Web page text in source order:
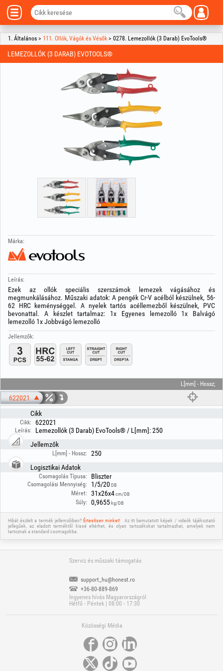
1. Általános > 111. Ollók, Vágók és Vésők > 0278. Lemezollók (3 Darab) EvoTools®
LEMEZOLLÓK (3 DARAB) EVOTOOLS®
Márka:
Leírás:
Ezek az ollók speciális szerszámok lemezek vágásához és
megmunkálásához. Műszaki adatok: A pengék Cr-V acélból készülnek, 56-
62 HRC keménységgel. A nyelek tartós acéllemezből készülnek, PVC
bevonattal. A készlet tartalmaz: 1x Egyenes lemezolló 1x Balvágó
lemezolló 1x Jobbvágó lemezolló
Jellemzők:
L[mm] - Hossz;
622021
Cikk
Cikk: 622021
Leírás:
Lemezollók (3 Darab) EvoTools® / L[mm]: 250
Jellemzők
L[mm] - Hossz:
250
Logisztikai Adatok
Csomagolás Típusa: Bliszter
Csomagolási Mennyiség: 1/5/20DB
Méret: 31x26x4cm/DB
Súly: 0,9655 kg/DB
Hibát észlelt a termék jellemzőiben?Értesítsen minket!
Az itt bemutatott képek / videók tájékoztató
jellegűek, az eladott terméktől kissé eltérhet, és olyan tartozékokat tartalmazhat, amelyek nem
tartoznak a standard csomagokba.
Szerviz és műszaki támogatás
support_hu@honest.ro
+36-80-889-869
Ingyenes hívás Magyarországról
Hétfő - Péntek | 08:00 - 17:30
Közösségi Média